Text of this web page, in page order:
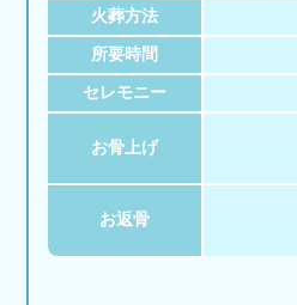
火葬方法
所要時間
セレモニー
お骨上げ
お返骨